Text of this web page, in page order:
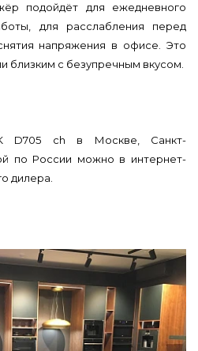
подойдёт для ежедневного
для расслабления перед
напряжения в офисе. Это
близким с безупречным вкусом.
D705 ch в Москве, Санкт-
по России можно в интернет-
дилера.